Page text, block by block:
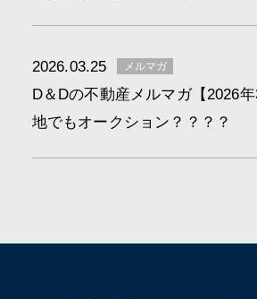
2026.03.25 メルマガ
D＆Dの不動産メルマガ【2026
地でもオークション？？？？